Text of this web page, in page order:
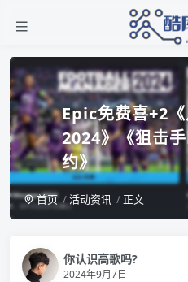
Epic免费喜+2
2024》《狙击
约》
首页 活动资讯 正文
你认识高歌吗?
2024年9月7日